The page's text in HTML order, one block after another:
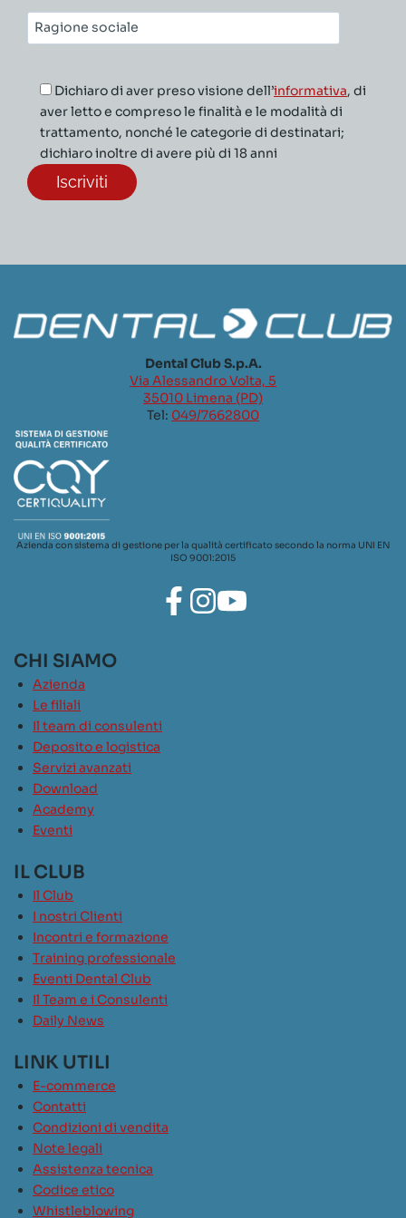
Ragione
sociale*
Dichiaro di aver preso visione dell’informativa, di
aver letto e compreso le finalità e le modalità di
trattamento, nonché le categorie di destinatari;
dichiaro inoltre di avere più di 18 anni
Dental Club S.p.A.
Via Alessandro Volta, 5
35010 Limena (PD)
Tel: 049/7662800
Azienda con sistema di gestione per la qualità certificato secondo la norma UNI EN
ISO 9001:2015
CHI SIAMO
Azienda
Le filiali
Il team di consulenti
Deposito e logistica
Servizi avanzati
Download
Academy
Eventi
IL CLUB
Il Club
I nostri Clienti
Incontri e formazione
Training professionale
Eventi Dental Club
Il Team e i Consulenti
Daily News
LINK UTILI
E-commerce
Contatti
Condizioni di vendita
Note legali
Assistenza tecnica
Codice etico
Whistleblowing